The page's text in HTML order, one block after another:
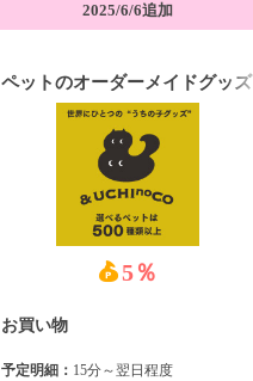
2025/6/6追加
ペットのオーダーメイドグッズ
「＆UCHInoCO」
5％
お買い物
予定明細： 15分～翌日程度